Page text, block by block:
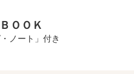
ＯＯＫ
ノート」付き